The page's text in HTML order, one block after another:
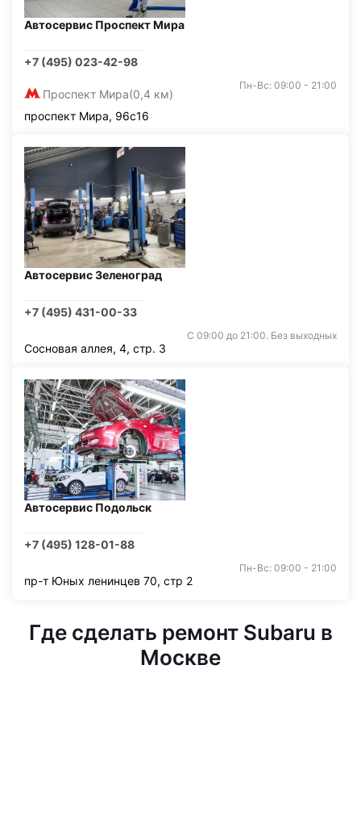
Автосервис Проспект Мира
+7 (495) 023-42-98
Проспект Мира(0,4 км)
Пн-Вс: 09:00 - 21:00
проспект Мира, 96с16
Автосервис Зеленоград
+7 (495) 431-00-33
С 09:00 до 21:00. Без выходных
Сосновая аллея, 4, стр. 3
Автосервис Подольск
+7 (495) 128-01-88
Пн-Вс: 09:00 - 21:00
пр-т Юных ленинцев 70, стр 2
Где сделать ремонт Subaru в
Москве